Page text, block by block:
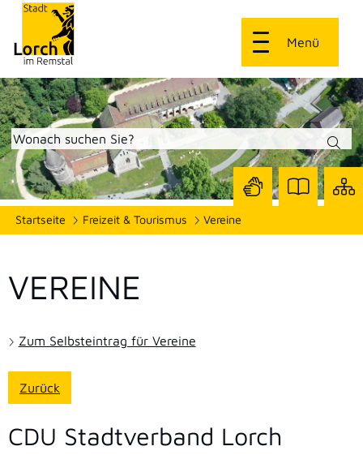
Menü
Startseite Freizeit & Tourismus Vereine
mit
Seite
mit
VEREINE
Zum Selbsteintrag für Vereine
Zurück
CDU Stadtverband Lorch